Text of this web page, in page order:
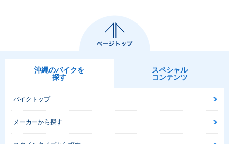
沖縄のバイクを
探す
スペシャル
コンテンツ
バイクトップ
メーカーから探す